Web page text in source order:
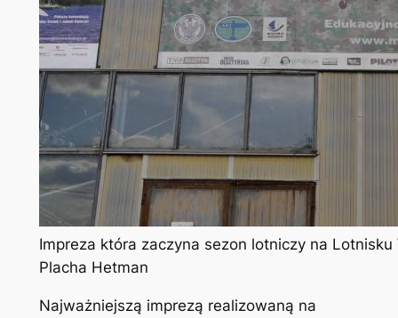
Impreza która zaczyna sezon lotniczy na
Placha Hetman
Najważniejszą imprezą realizowaną na